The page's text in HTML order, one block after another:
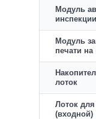
Модуль
Модуль
печати на
лоток
Лоток
(входной)